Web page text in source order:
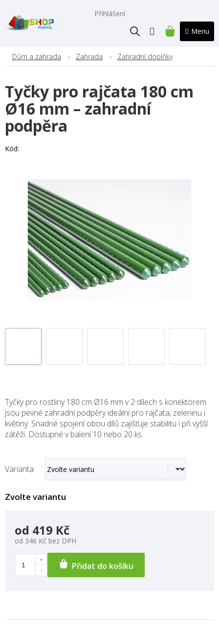
obsah
Přihlášení
NÁKUPNÍ
Dům a zahrada Zahrada Zahradní doplňky
Tyčky pro rajčata 180 cm
Ø16 mm – zahradní
podpěra
Kód:
Zvolte variantu
Varianta
Tyčky pro rostliny 180 cm Ø16 mm v 2 dílech s konektorem
jsou pevné zahradní podpěry ideální pro rajčata, zeleninu i
květiny. Snadné spojení obou dílů zajišťuje stabilitu i při vyšší
zátěži. Dostupné v balení 10 nebo 20 ks.
od 419 Kč
od 346 Kč bez DPH
Přidat do košíku